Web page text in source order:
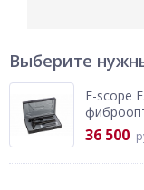
Выберите
E-scope
36 500